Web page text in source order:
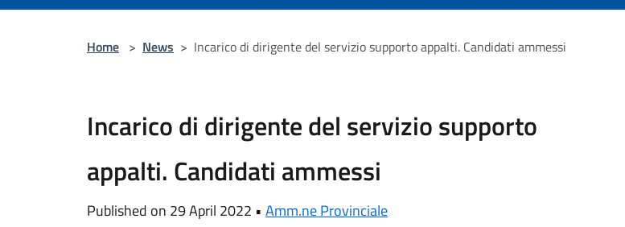
Home > News > Incarico di dirigente del servizio supporto appalti. Candidati ammessi
Incarico di dirigente del servizio supporto
appalti. Candidati ammessi
Published on 29 April 2022 • Amm.ne Provinciale